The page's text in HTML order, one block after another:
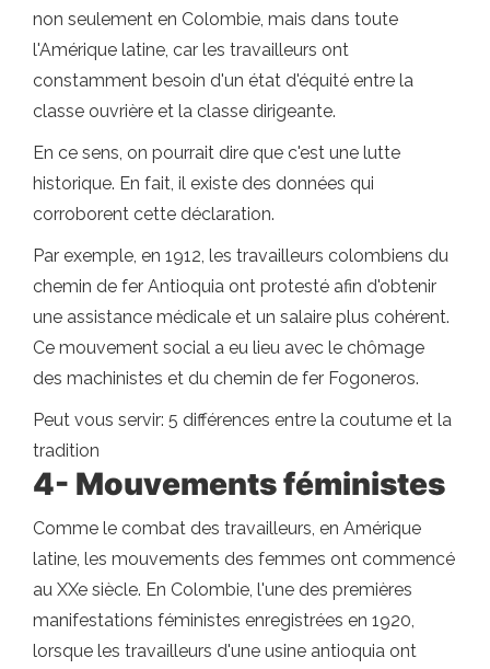
non seulement en Colombie, mais dans toute
l'Amérique latine, car les travailleurs ont
constamment besoin d'un état d'équité entre la
classe ouvrière et la classe dirigeante.
En ce sens, on pourrait dire que c'est une lutte
historique. En fait, il existe des données qui
corroborent cette déclaration.
Par exemple, en 1912, les travailleurs colombiens du
chemin de fer Antioquia ont protesté afin d'obtenir
une assistance médicale et un salaire plus cohérent.
Ce mouvement social a eu lieu avec le chômage
des machinistes et du chemin de fer Fogoneros.
Peut vous servir: 5 différences entre la coutume et la
tradition
4- Mouvements féministes
Comme le combat des travailleurs, en Amérique
latine, les mouvements des femmes ont commencé
au XXe siècle. En Colombie, l'une des premières
manifestations féministes enregistrées en 1920,
lorsque les travailleurs d'une usine antioquia ont